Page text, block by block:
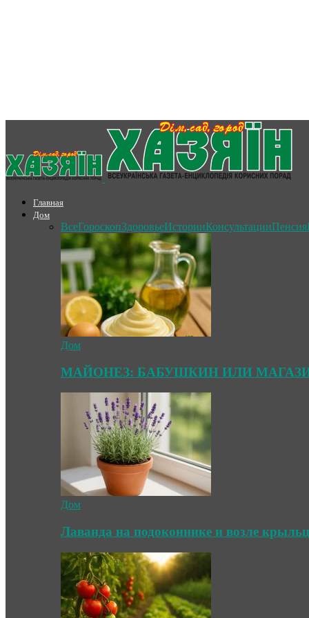
Главная
Дом
ВсеГороскопЗдоровьеИсторииКонсультацииПенсия
Дом
МАЙОНЕЗ: БАБУШКИН ИЛИ
Дом
Лаванда на подоконнике и возле